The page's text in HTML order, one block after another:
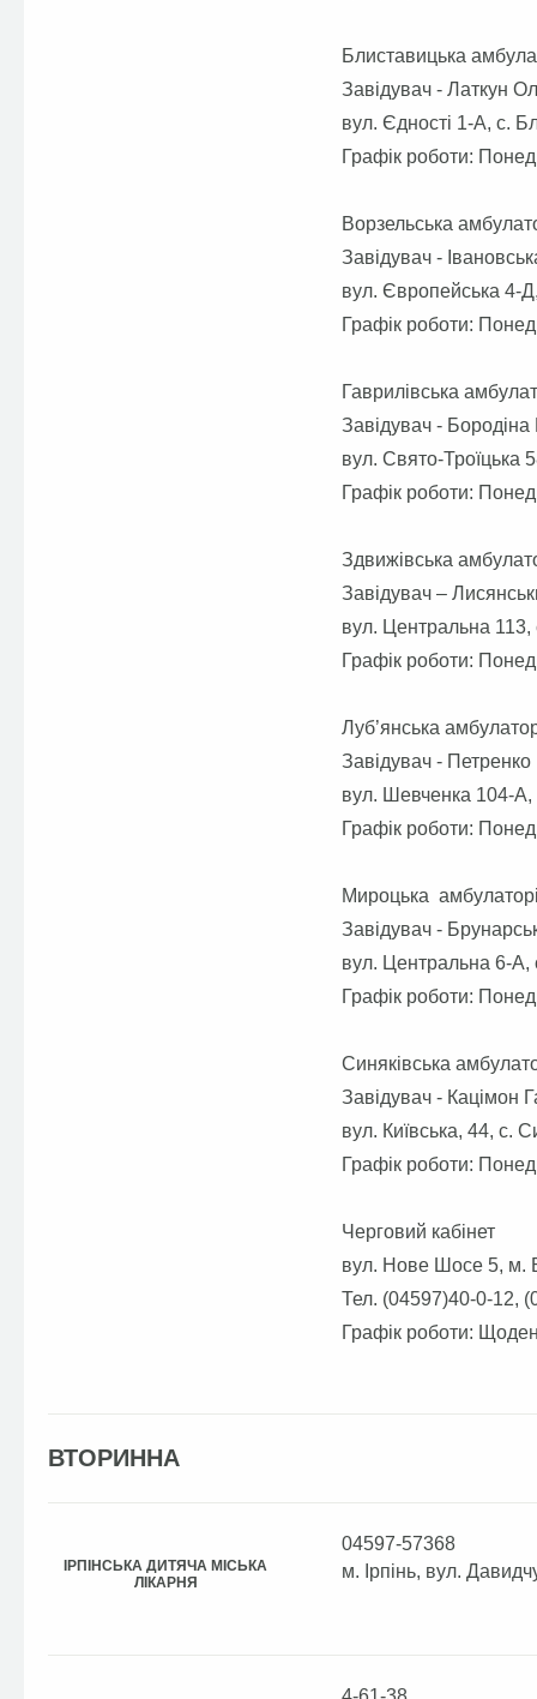
Блиставицька
Завідувач - Латкун
вул. Єдності 1-А, с.
Графік роботи:
Ворзельська
Завідувач -
вул. Європейська 4-
Графік роботи:
Гаврилівська
Завідувач -
вул. Свято-Троїцька
Графік роботи:
Здвижівська
Завідувач –
вул. Центральна 113,
Графік роботи:
Луб’янська
Завідувач -
вул. Шевченка 104-А,
Графік роботи:
Мироцька
Завідувач -
вул. Центральна 6-А,
Графік роботи:
Синяківська
Завідувач - Кацімон
вул. Київська, 44, с.
Графік роботи:
Черговий кабінет
вул. Нове Шосе 5, м.
Тел. (04597)40-0-12,
Графік роботи:
ВТОРИННА
ІРПІНСЬКА ДИТЯЧА МІСЬКА
ЛІКАРНЯ
04597-57368
м. Ірпінь, вул.